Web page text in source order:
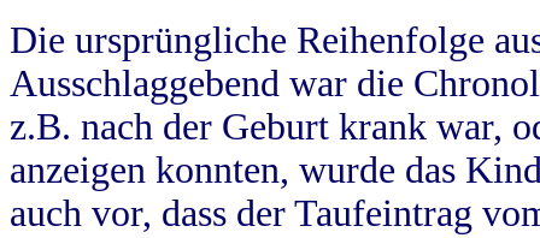
Die ursprüngliche Reihenfolge
Ausschlaggebend war die
z.B. nach der Geburt krank war,
anzeigen konnten, wurde das
auch vor, dass der Taufeintrag